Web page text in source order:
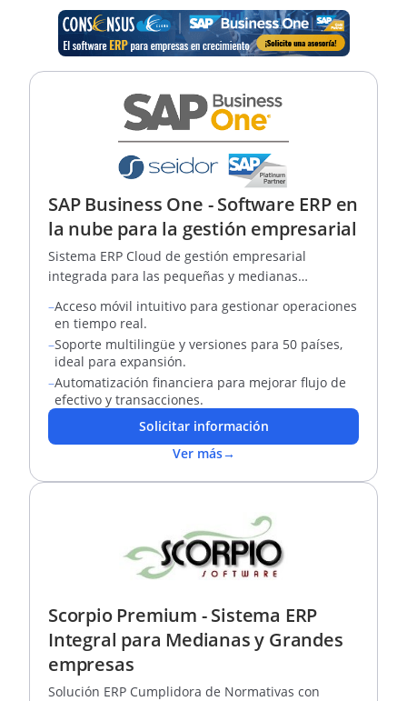
SAP Business One - Software ERP en
la nube para la gestión empresarial
Sistema ERP Cloud de gestión empresarial
integrada para las pequeñas y medianas
–Acceso móvil intuitivo para gestionar operaciones
en tiempo real.
–Soporte multilingüe y versiones para 50 países,
ideal para expansión.
–Automatización financiera para mejorar flujo de
efectivo y transacciones.
Solicitar información
Ver más→
Scorpio Premium - Sistema ERP
Integral para Medianas y Grandes
empresas
Solución ERP Cumplidora de Normativas con